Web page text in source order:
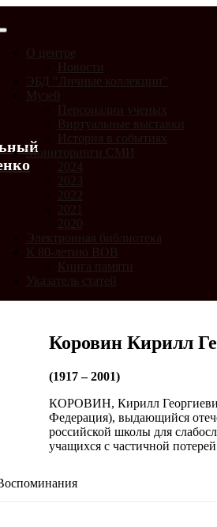
О центре
Новости
ЭБД "Личные коллекции"
Музей
Персоналии ученых
Виртуальные выставки
История в событиях
Мониторинги СМИ
2024
2023
2022
2021
2020
Электронная библиотека
К 80-летию ВОВ
Книга памяти
Указатель статей
Коровин Кирилл
(1917 – 2001)
КОРОВИН, Кирилл Георгиевич
Федерация), выдающийся
российской школы для
учащихся с частичной